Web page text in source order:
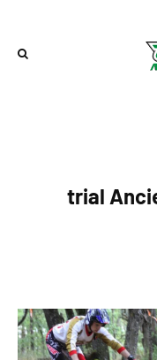
trial